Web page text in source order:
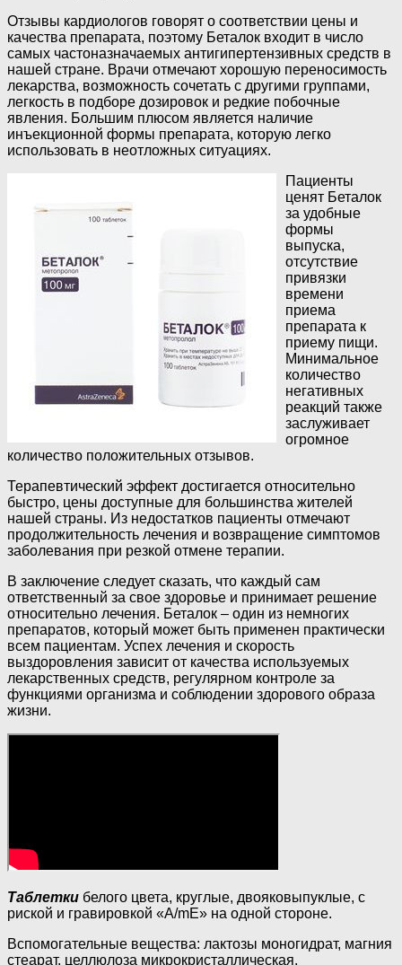
Отзывы кардиологов говорят о соответствии цены и
качества препарата, поэтому Беталок входит в число
самых частоназначаемых антигипертензивных средств в
нашей стране. Врачи отмечают хорошую переносимость
лекарства, возможность сочетать с другими группами,
легкость в подборе дозировок и редкие побочные
явления. Большим плюсом является наличие
инъекционной формы препарата, которую легко
использовать в неотложных ситуациях.
Пациенты
ценят Беталок
за удобные
формы
выпуска,
отсутствие
привязки
времени
приема
препарата к
приему пищи.
Минимальное
количество
негативных
реакций также
заслуживает
огромное
количество положительных отзывов.
Терапевтический эффект достигается относительно
быстро, цены доступные для большинства жителей
нашей страны. Из недостатков пациенты отмечают
продолжительность лечения и возвращение симптомов
заболевания при резкой отмене терапии.
В заключение следует сказать, что каждый сам
ответственный за свое здоровье и принимает решение
относительно лечения. Беталок – один из немногих
препаратов, который может быть применен практически
всем пациентам. Успех лечения и скорость
выздоровления зависит от качества используемых
лекарственных средств, регулярном контроле за
функциями организма и соблюдении здорового образа
жизни.
Таблетки белого цвета, круглые, двояковыпуклые, с
риской и гравировкой «A/mE» на одной стороне.
Вспомогательные вещества: лактозы моногидрат, магния
стеарат, целлюлоза микрокристаллическая,